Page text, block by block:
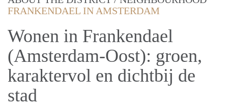
FRANKENDAEL IN AMSTERDAM
Wonen in Frankendael
(Amsterdam-Oost): groen,
karaktervol en dichtbij de
stad